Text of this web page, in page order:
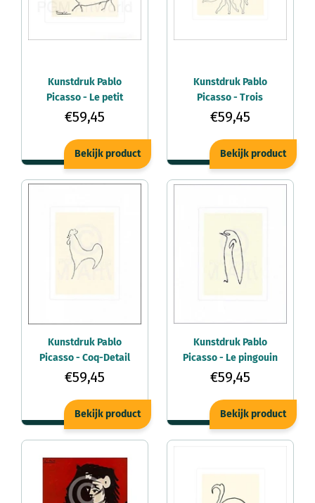
Kunstdruk Pablo
Picasso - Le petit
cochon 60x50cm
€59,45
Bekijk product
Kunstdruk Pablo
Picasso - Trois
danseuses, 1924
€59,45
Bekijk product
Kunstdruk Pablo
Picasso - Coq-Detail
50x60cm
€59,45
Bekijk product
Kunstdruk Pablo
Picasso - Le pingouin
50x60cm
€59,45
Bekijk product